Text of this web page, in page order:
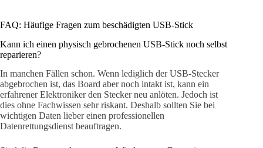
FAQ: Häufige Fragen zum beschädigten USB-Stick
Kann ich einen physisch gebrochenen USB-Stick noch selbst
reparieren?
In manchen Fällen schon. Wenn lediglich der USB-Stecker
abgebrochen ist, das Board aber noch intakt ist, kann ein
erfahrener Elektroniker den Stecker neu anlöten. Jedoch ist
dies ohne Fachwissen sehr riskant. Deshalb sollten Sie bei
wichtigen Daten lieber einen professionellen
Datenrettungsdienst beauftragen.